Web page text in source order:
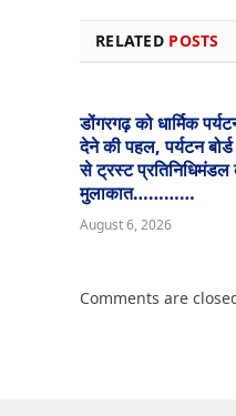
RELATED POSTS
डोंगरगढ़ को धार्मिक
देने की पहल, पर्यटन बोर्ड
से ट्रस्ट प्रतिनिधिमंडल
मुलाकात…………
August 6, 2026
Comments are